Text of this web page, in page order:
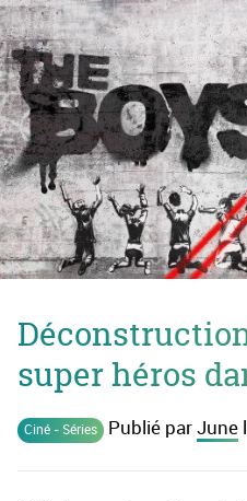
super héros
Ciné - Séries Publié par June